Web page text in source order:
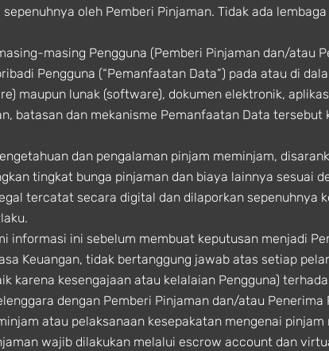
oleh Pemberi Pinjaman. Tidak ada
masing Pengguna (Pemberi Pinjaman dan/atau
Pengguna (“Pemanfaatan Data”) pada atau di
maupun lunak (software), dokumen elektronik,
batasan dan mekanisme Pemanfaatan Data
dan pengalaman pinjam meminjam,
tingkat bunga pinjaman dan biaya lainnya sesuai
tercatat secara digital dan dilaporkan sepenuhnya
informasi ini sebelum membuat keputusan menjadi
Keuangan, tidak bertanggung jawab atas setiap
karena kesengajaan atau kelalaian Pengguna)
dengan Pemberi Pinjaman dan/atau Penerima
atau pelaksanaan kesepakatan mengenai
wajib dilakukan melalui escrow account dan